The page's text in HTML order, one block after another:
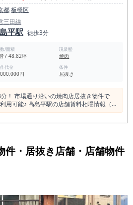
都板橋区
三田線
平駅 徒歩3分
/面積
/ 48.82坪
現業態
焼肉
代金
円
条件
居抜き
！ 市場通り沿いの焼肉店居抜き物件で
舗賃料相場情報（直
円 最低
ども動物園 高島平分園 板橋区立高島平温
園 赤塚公園野球場 前谷津川緑道 旧粕谷家
件・居抜き店舗・店舗物件